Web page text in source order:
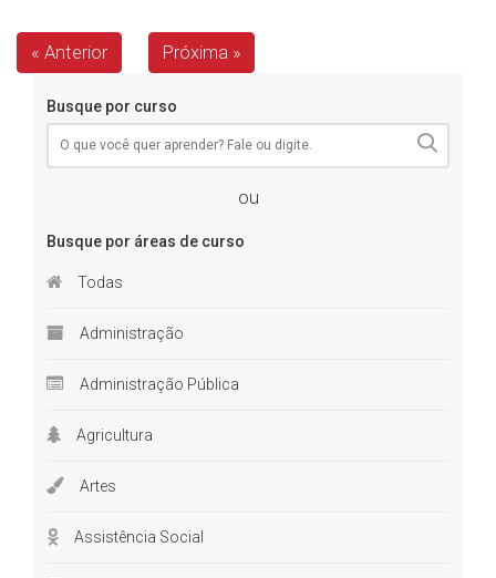
« Anterior Próxima »
Busque por curso
ou
Busque por áreas de curso
Todas
Administração
Administração Pública
Agricultura
Artes
Assistência Social